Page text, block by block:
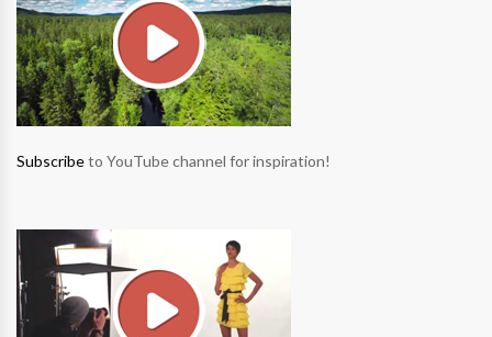
Subscribeto YouTube channel for inspiration!